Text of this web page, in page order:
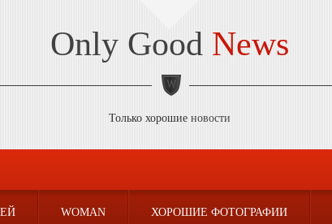
Only Good News
Только хорошие новости
WOMAN ХОРОШИЕ ФОТОГРАФИИ